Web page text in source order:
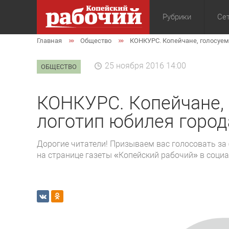
Рубрики
Общество
Главная Общество КОНКУРС. Копейчане,
ОБЩЕСТВО 25 ноября 2016 14:00
КОНКУРС. Копейчане,
логотип юбилея
Дорогие читатели! Призываем вас голосовать
на странице газеты «Копейский рабочий» в